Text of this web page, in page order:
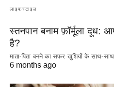
लाइफस्टाइल
स्तनपान बनाम फ़ॉर्मूला दूध:
है?
माता-पिता बनने का सफर खुशियों के साथ-
6 months ago